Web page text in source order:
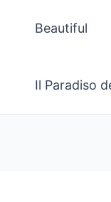
Beautiful
Il Paradiso